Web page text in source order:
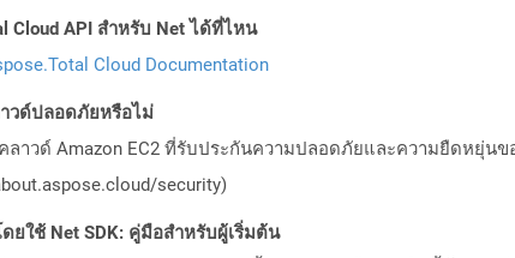
Cloud API สำหรับ Net ได้ที่ไหน
Cloud Documentation
าวด์ปลอดภัยหรือไม่
ลาวด์ Amazon EC2 ที่รับประกันความปลอดภัยและความยืดหยุ่น
security)
ดยใช้ Net SDK: คู่มือสำหรับผู้เริ่มต้น